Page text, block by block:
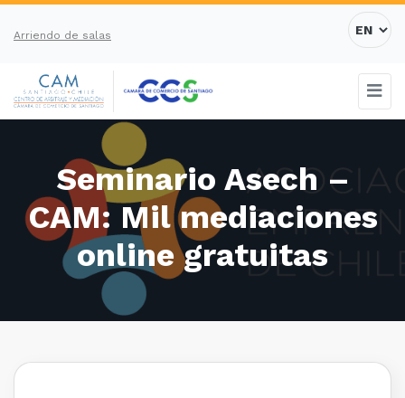
Arriendo de salas
Seminario Asech –
CAM: Mil mediaciones
online gratuitas